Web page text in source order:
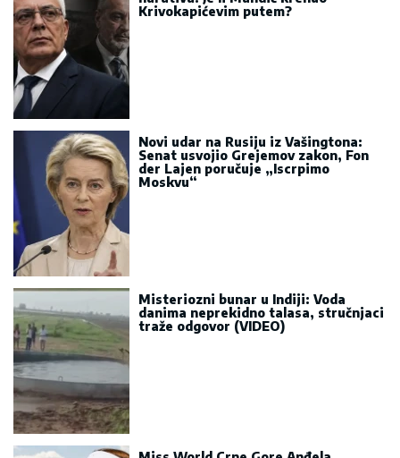
Krivokapićevim putem?
Novi udar na Rusiju iz Vašingtona:
Senat usvojio Grejemov zakon, Fon
der Lajen poručuje „Iscrpimo
Moskvu“
Misteriozni bunar u Indiji: Voda
danima neprekidno talasa, stručnjaci
traže odgovor (VIDEO)